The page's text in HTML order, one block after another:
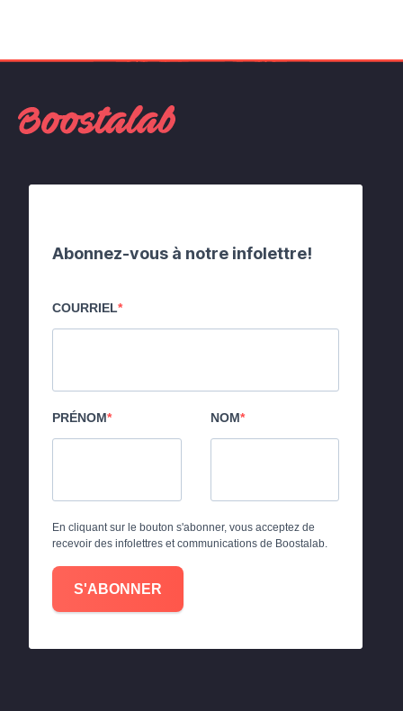
Abonnez-vous à notre infolettre!
COURRIEL
PRÉNOM NOM
En cliquant sur le bouton s'abonner, vous acceptez de
recevoir des infolettres et communications de Boostalab.
S'ABONNER